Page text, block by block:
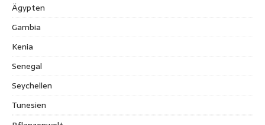
Ägypten
Gambia
Kenia
Senegal
Seychellen
Tunesien